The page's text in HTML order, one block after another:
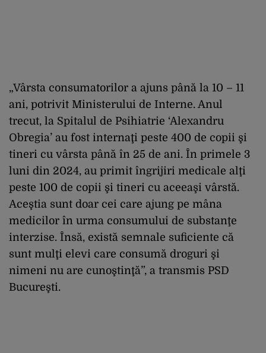
„Vârsta consumatorilor a ajuns până la 10 – 11
ani, potrivit Ministerului de Interne. Anul
trecut, la Spitalul de Psihiatrie ‘Alexandru
Obregia’ au fost internaţi peste 400 de copii şi
tineri cu vârsta până în 25 de ani. În primele 3
luni din 2024, au primit îngrijiri medicale alţi
peste 100 de copii şi tineri cu aceeaşi vârstă.
Aceştia sunt doar cei care ajung pe mâna
medicilor în urma consumului de substanţe
interzise. Însă, există semnale suficiente că
sunt mulţi elevi care consumă droguri şi
nimeni nu are cunoştinţă”, a transmis PSD
Bucureşti.